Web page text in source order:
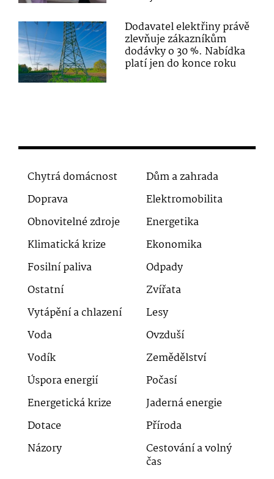
Dodavatel elektřiny právě
zlevňuje zákazníkům
dodávky o 30 %. Nabídka
platí jen do konce roku
Chytrá domácnost
Dům a zahrada
Doprava
Elektromobilita
Obnovitelné zdroje
Energetika
Klimatická krize
Ekonomika
Fosilní paliva
Odpady
Ostatní
Zvířata
Vytápění a chlazení
Lesy
Voda
Ovzduší
Vodík
Zemědělství
Úspora energií
Počasí
Energetická krize
Jaderná energie
Dotace
Příroda
Názory
Cestování a volný
čas